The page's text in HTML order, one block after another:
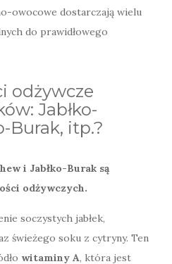
owocowe dostarczają wielu
do prawidłowego
odżywcze
Jabłko-
Burak, itp.?
i Jabłko-Burak są
odżywczych.
soczystych jabłek,
świeżego soku z cytryny. Ten
witaminy A, która jest